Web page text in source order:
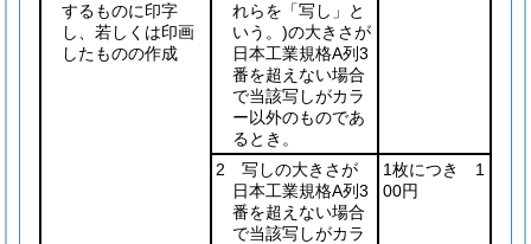
するものに印字
し、若しくは印画
したものの作成
れらを「写し」と
いう。)の大きさが
日本工業規格A列3
番を超えない場合
で当該写しがカラ
ー以外のものであ
るとき。
2 写しの大きさが
日本工業規格A列3
番を超えない場合
で当該写しがカラ
1枚につき 1
00円